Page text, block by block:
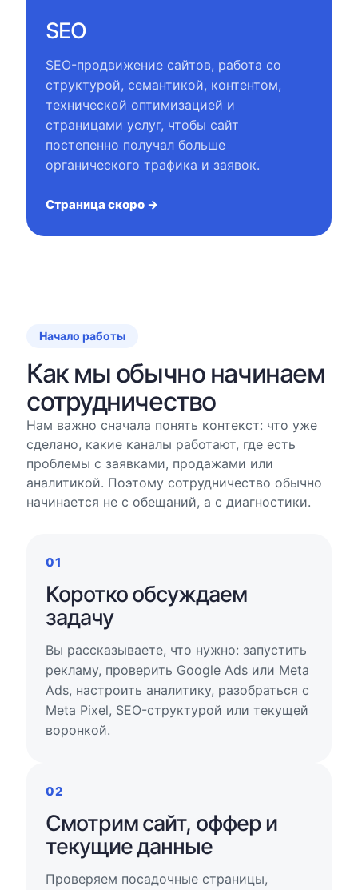
SEO
SEO-продвижение сайтов, работа со
структурой, семантикой, контентом,
технической оптимизацией и
страницами услуг, чтобы сайт
постепенно получал больше
органического трафика и заявок.
Страница скоро →
Начало работы
Как мы обычно начинаем
сотрудничество
Нам важно сначала понять контекст: что уже
сделано, какие каналы работают, где есть
проблемы с заявками, продажами или
аналитикой. Поэтому сотрудничество обычно
начинается не с обещаний, а с диагностики.
01
Коротко обсуждаем
задачу
Вы рассказываете, что нужно: запустить
рекламу, проверить Google Ads или Meta
Ads, настроить аналитику, разобраться с
Meta Pixel, SEO-структурой или текущей
воронкой.
02
Смотрим сайт, оффер и
текущие данные
Проверяем посадочные страницы,